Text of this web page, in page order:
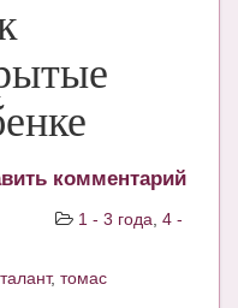
комментарий
1 - 3 года 4 -
талант, томас